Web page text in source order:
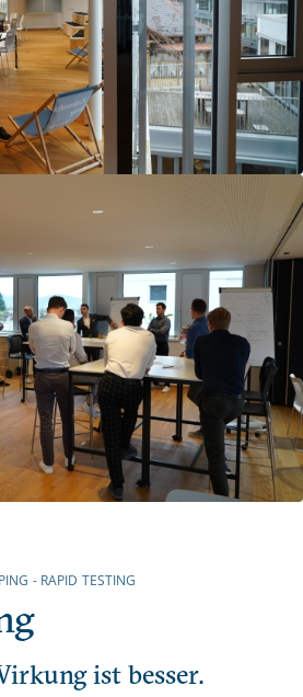
- RAPID TESTING
ist besser.